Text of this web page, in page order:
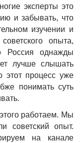
эксперты это
и забывать, что
изучении и
опыта,
однажды
лучше слышать
процесс уже
понимать суть
работаем. Мы
советский опыт.
на канале